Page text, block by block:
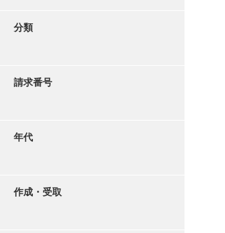
分類
請求番号
年代
作成・受取